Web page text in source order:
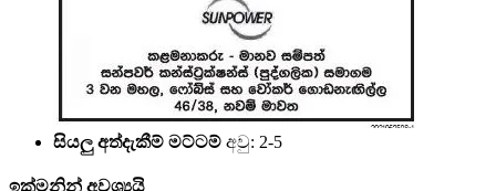
සියලු අත්දැකීම් මට්ටම් අවු: 2-5
ඉක්මනින් අවශ්‍යයි